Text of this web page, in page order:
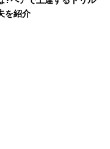
を紹介